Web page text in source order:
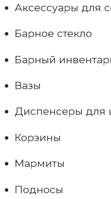
Аксессуары для
Барное стекло
Барный
Вазы
Диспенсеры для
Корзины
Мармиты
Подносы